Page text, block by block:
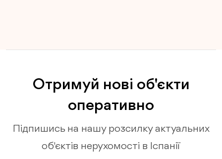
Отримуй нові об'єкти
оперативно
Підпишись на нашу розсилку актуальних
об'єктів нерухомості в Іспанії